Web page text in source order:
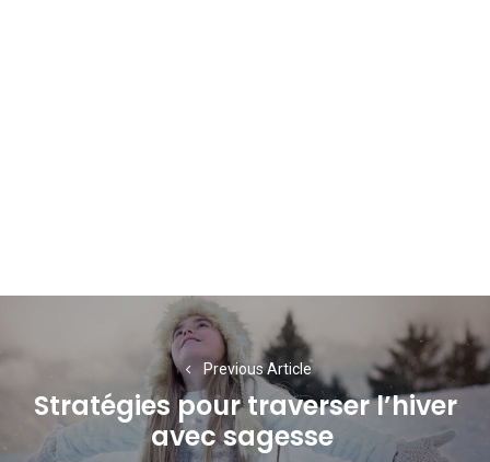
de
l’article
Previous Article
Previous
post:
Stratégies pour traverser l’hiver
avec sagesse